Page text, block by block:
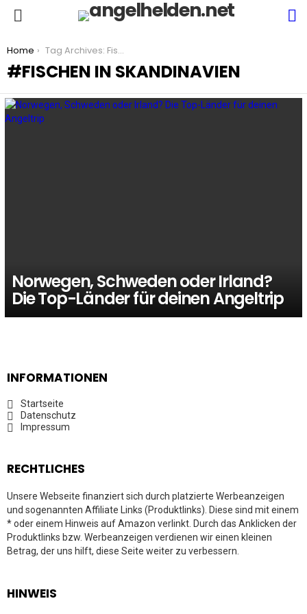
You are here:
Home Tag Archives: Fischen in Skandinavien
FISCHEN IN SKANDINAVIEN
LATEST
Norwegen, Schweden oder Irland?
Die Top-Länder für deinen Angeltrip
INFORMATIONEN
Startseite
Datenschutz
Impressum
RECHTLICHES
Unsere Webseite finanziert sich durch platzierte Werbeanzeigen
und sogenannten Affiliate Links (Produktlinks). Diese sind mit einem
* oder einem Hinweis auf Amazon verlinkt. Durch das Anklicken der
Produktlinks bzw. Werbeanzeigen verdienen wir einen kleinen
Betrag, der uns hilft, diese Seite weiter zu verbessern.
HINWEIS